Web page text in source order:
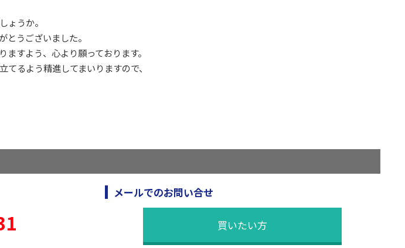
ょうか。
とうございました。
すよう、心より願っております。
るよう精進してまいりますので、
メールでのお問い合せ
買いたい方